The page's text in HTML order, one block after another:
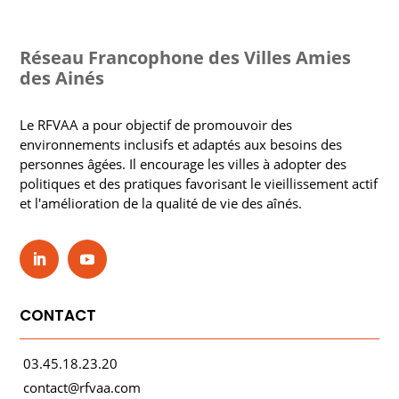
Réseau Francophone des Villes Amies
des Ainés
Le RFVAA a pour objectif de promouvoir des
environnements inclusifs et adaptés aux besoins des
personnes âgées. Il encourage les villes à adopter des
politiques et des pratiques favorisant le vieillissement actif
et l'amélioration de la qualité de vie des aînés.
CONTACT
03.45.18.23.20
contact@rfvaa.com